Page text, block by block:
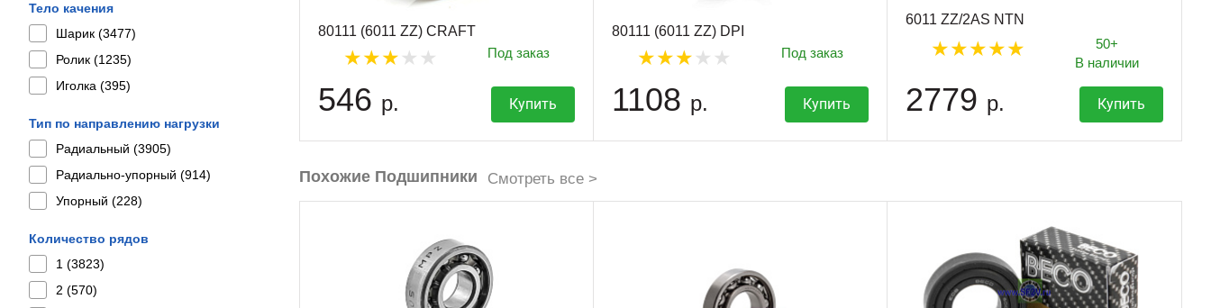
Тело качения
Шарик (3477)
Ролик (1235)
Иголка (395)
Тип по направлению нагрузки
Радиальный (3905)
Радиально-упорный (914)
Упорный (228)
Количество рядов
1 (3823)
2 (570)
80111 (6011 ZZ) CRAFT
Под заказ
546 р. Купить
80111 (6011 ZZ) DPI
Под заказ
1108 р. Купить
6011 ZZ/2AS NTN
50+
В наличии
2779 р. Купить
Похожие Подшипники Смотреть все >